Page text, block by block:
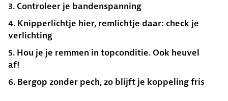
3. Controleer je bandenspanning
4. Knipperlichtje hier, remlichtje daar: check je
verlichting
5. Hou je je remmen in topconditie. Ook heuvel
af!
6. Bergop zonder pech, zo blijft je koppeling fris